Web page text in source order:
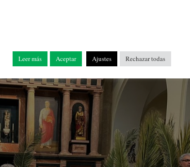
Leer más Aceptar Ajustes Rechazar todas